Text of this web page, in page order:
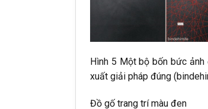
Hình 5 Một bộ bốn bức ảnh
xuất giải pháp đúng
Đồ gố trang trí màu đen